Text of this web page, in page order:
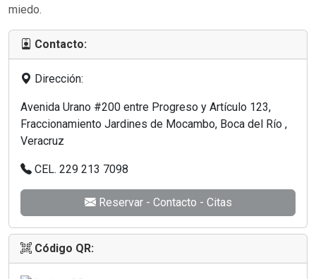
miedo.
Contacto:
Dirección:
Avenida Urano #200 entre Progreso y Artículo 123,
Fraccionamiento Jardines de Mocambo, Boca del Río ,
Veracruz
CEL. 229 213 7098
Reservar - Contacto - Citas
Código QR: